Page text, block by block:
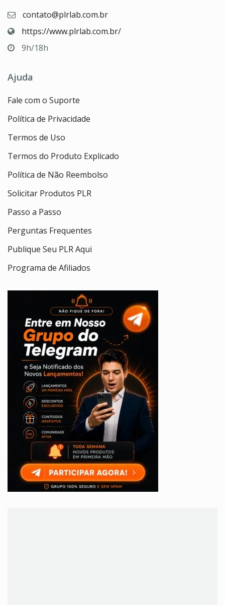
contato@plrlab.com.br
https://www.plrlab.com.br/
9h/18h
Ajuda
Fale com o Suporte
Política de Privacidade
Termos de Uso
Termos do Produto Explicado
Política de Não Reembolso
Solicitar Produtos PLR
Passo a Passo
Perguntas Frequentes
Publique Seu PLR Aqui
Programa de Afiliados